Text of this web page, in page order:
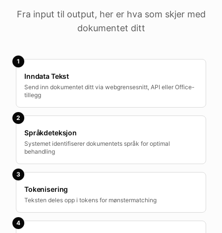
Fra input til output, her er hva som skjer med
dokumentet ditt
1
Inndata Tekst
Send inn dokumentet ditt via webgrensesnitt, API eller Office-
tillegg
2
Språkdeteksjon
Systemet identifiserer dokumentets språk for optimal
behandling
3
Tokenisering
Teksten deles opp i tokens for mønstermatching
4